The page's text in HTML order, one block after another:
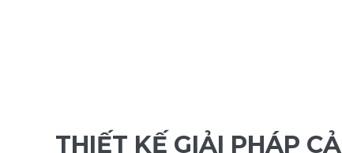
THIẾT KẾ GIẢI PHÁP